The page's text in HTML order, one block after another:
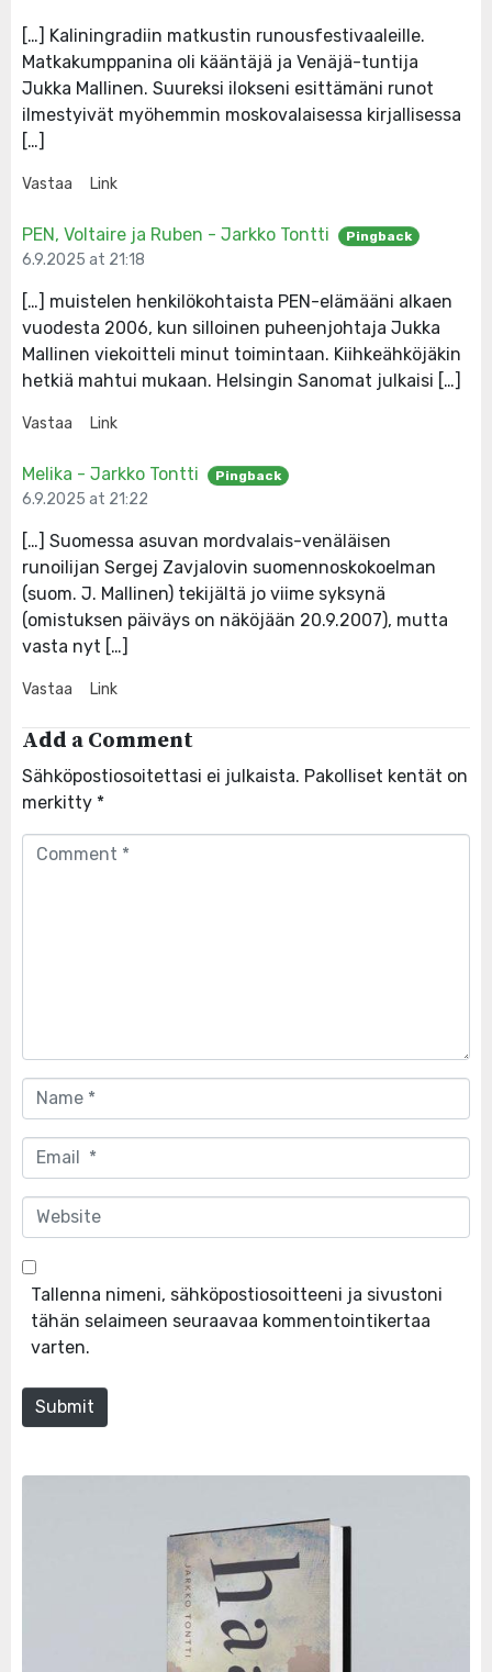
[…] Kaliningradiin matkustin runousfestivaaleille.
Matkakumppanina oli kääntäjä ja Venäjä-tuntija
Jukka Mallinen. Suureksi ilokseni esittämäni runot
ilmestyivät myöhemmin moskovalaisessa kirjallisessa
[…]
Vastaa Link
PEN, Voltaire ja Ruben - Jarkko Tontti Pingback
6.9.2025 at 21:18
[…] muistelen henkilökohtaista PEN-elämääni alkaen
vuodesta 2006, kun silloinen puheenjohtaja Jukka
Mallinen viekoitteli minut toimintaan. Kiihkeähköjäkin
hetkiä mahtui mukaan. Helsingin Sanomat julkaisi […]
Vastaa Link
Melika - Jarkko Tontti Pingback
6.9.2025 at 21:22
[…] Suomessa asuvan mordvalais-venäläisen
runoilijan Sergej Zavjalovin suomennoskokoelman
(suom. J. Mallinen) tekijältä jo viime syksynä
(omistuksen päiväys on näköjään 20.9.2007), mutta
vasta nyt […]
Vastaa Link
Add a Comment
Sähköpostiosoitettasi ei julkaista. Pakolliset kentät on
merkitty *
Comment
Name
*
Email
*
Website
Tallenna nimeni, sähköpostiosoitteeni ja sivustoni
tähän selaimeen seuraavaa kommentointikertaa
varten.
Submit